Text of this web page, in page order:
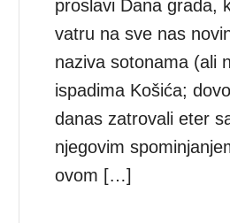
proslavi Dana grada,
vatru na sve nas
naziva sotonama (ali
ispadima Košića;
danas zatrovali eter
njegovim
ovom […]